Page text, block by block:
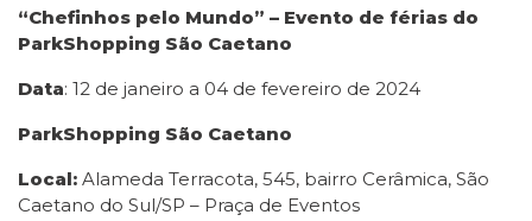
“Chefinhos pelo Mundo” – Evento de férias do
ParkShopping São Caetano
Data: 12 de janeiro a 04 de fevereiro de 2024
ParkShopping São Caetano
Local: Alameda Terracota, 545, bairro Cerâmica, São
Caetano do Sul/SP – Praça de Eventos